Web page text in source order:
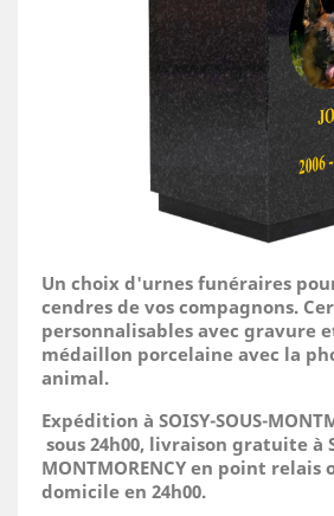
Un choix d'urnes funéraires
cendres de vos compagnons.
personnalisables avec gravure
médaillon porcelaine avec la
animal.
Expédition à SOISY-SOUS-
sous 24h00, livraison gratuite à
MONTMORENCY en point relais
domicile en 24h00.